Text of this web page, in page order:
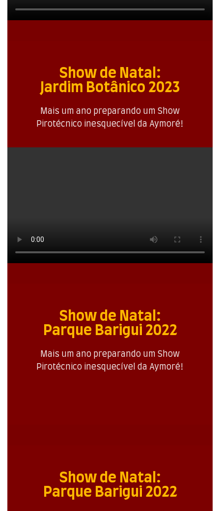
Show de Natal:
Jardim Botânico 2023
Mais um ano preparando um Show
Pirotécnico inesquecível da Aymoré!
Show de Natal:
Parque Barigui 2022
Mais um ano preparando um Show
Pirotécnico inesquecível da Aymoré!
Show de Natal:
Parque Barigui 2022